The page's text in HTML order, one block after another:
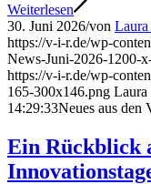
Weiterlesen
30. Juni 2026/von
https://v-i-r.de/wp-
News-Juni-2026-1200-
https://v-i-r.de/wp-
165-300x146.png Laura
14:29:33Neues aus den
Ein Rückblick